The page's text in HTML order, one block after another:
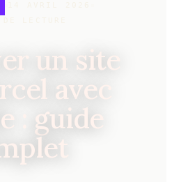
un site
avec
: guide